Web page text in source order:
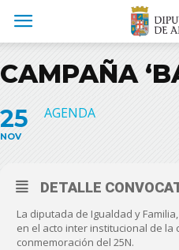
CAMPAÑA
25
NOV
AGENDA
DETALLE
La diputada de Igualdad y
en el acto inter institucional de la
conmemoración del 25N.